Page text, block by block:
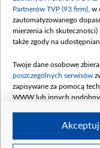
Partnerów TVP (93 firm) ,
zautomatyzowanego
mierzenia ich
także zgody na
Twoje dane osobowe
poszczególnych serwisów
zapisywane za pomocą
WWW lub innych